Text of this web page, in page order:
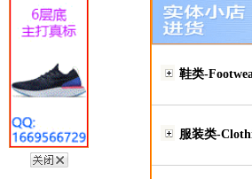
鞋类-
服装类-